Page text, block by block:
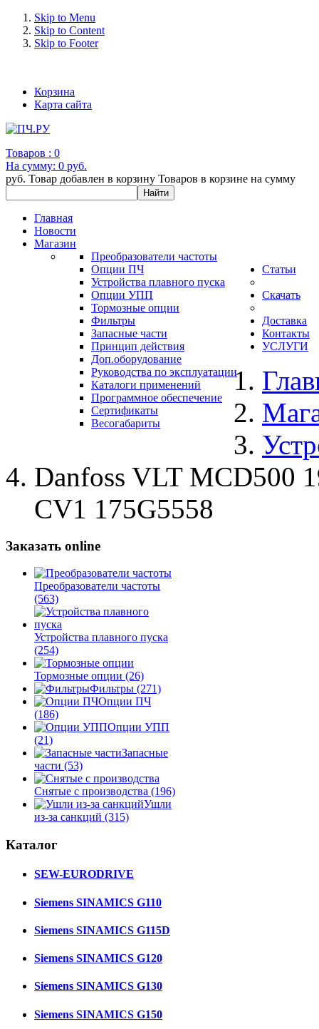
Skip to Menu
Skip to Content
Skip to Footer
Корзина
Карта сайта
Товаров : 0
На сумму: 0 руб.
руб. Товар добавлен в корзину Товаров в корзине на сумму
Главная
Новости
Магазин
Преобразователи частоты
Опции ПЧ
Устройства плавного пуска
Опции УПП
Тормозные опции
Фильтры
Запасные части
Статьи
Принцип действия
Доп.оборудование
Скачать
Руководства по эксплуатации
Каталоги применений
Программное обеспечение
Сертификаты
Весогабариты
Доставка
Контакты
УСЛУГИ
Danfoss VLT MCD500
CV1 175G5558
Заказать online
Преобразователи частоты
(563)
Устройства плавного пуска
(254)
Тормозные опции (26)
Фильтры (271)
Опции ПЧ
(186)
Опции УПП
(21)
Запасные
части (53)
Снятые с производства (196)
Ушли
из-за санкций (315)
Каталог
SEW-EURODRIVE
Siemens SINAMICS G110
Siemens SINAMICS G115D
Siemens SINAMICS G120
Siemens SINAMICS G130
Siemens SINAMICS G150